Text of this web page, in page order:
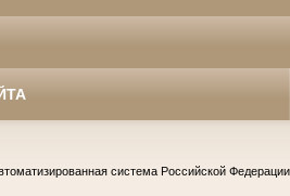
система Российской